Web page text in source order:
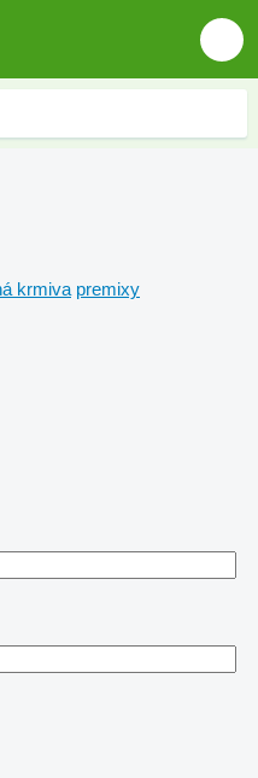
krmiva premixy